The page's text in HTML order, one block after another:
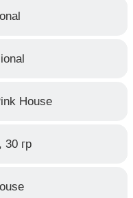
House
30 гр